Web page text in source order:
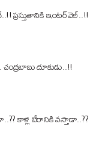
ప్రస్తుతానికి ఇంటర్‌వెల్‌..!!
దూకుడు..!!
కాళ్ల బేరానికి వస్తాడా..??